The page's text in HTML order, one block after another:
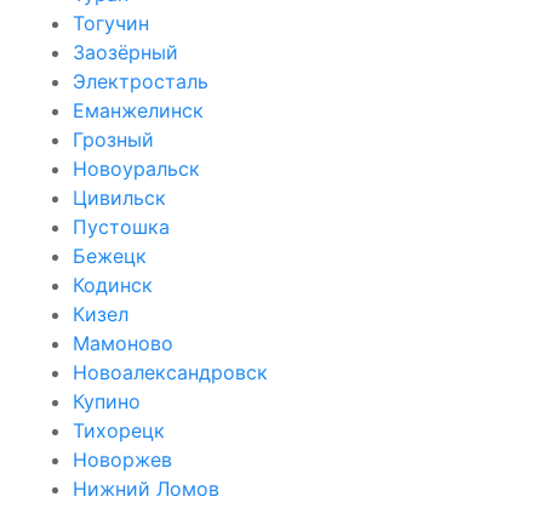
Тогучин
Заозёрный
Электросталь
Еманжелинск
Грозный
Новоуральск
Цивильск
Пустошка
Бежецк
Кодинск
Кизел
Мамоново
Новоалександровск
Купино
Тихорецк
Новоржев
Нижний Ломов